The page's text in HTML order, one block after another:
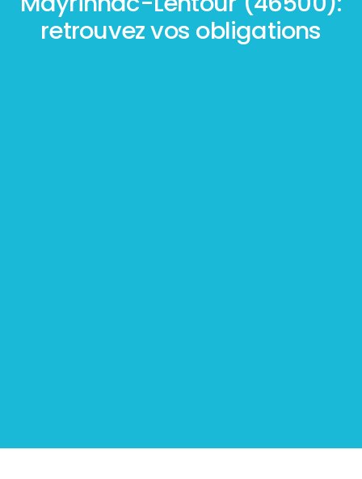
retrouvez vos obligations